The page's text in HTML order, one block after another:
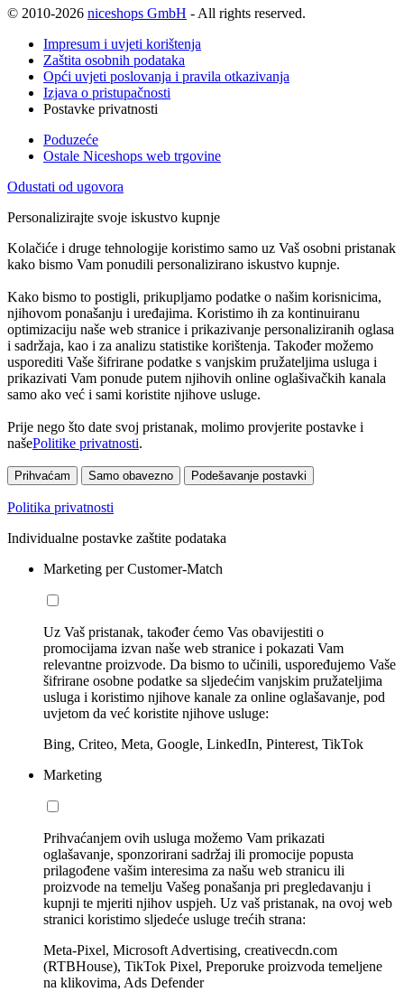
© 2010-2026 niceshops GmbH - All rights reserved.
Impresum i uvjeti korištenja
Zaštita osobnih podataka
Opći uvjeti poslovanja i pravila otkazivanja
Izjava o pristupačnosti
Postavke privatnosti
Poduzeće
Ostale Niceshops web trgovine
Odustati od ugovora
Personalizirajte svoje iskustvo kupnje
Kolačiće i druge tehnologije koristimo samo uz Vaš osobni pristanak
kako bismo Vam ponudili personalizirano iskustvo kupnje.
Kako bismo to postigli, prikupljamo podatke o našim korisnicima,
njihovom ponašanju i uređajima. Koristimo ih za kontinuiranu
optimizaciju naše web stranice i prikazivanje personaliziranih oglasa
i sadržaja, kao i za analizu statistike korištenja. Također možemo
usporediti Vaše šifrirane podatke s vanjskim pružateljima usluga i
prikazivati Vam ponude putem njihovih online oglašivačkih kanala
samo ako već i sami koristite njihove usluge.
Prije nego što date svoj pristanak, molimo provjerite postavke i
našePolitike privatnosti.
Prihvaćam Samo obavezno Podešavanje postavki
Politika privatnosti
Individualne postavke zaštite podataka
Marketing per Customer-Match
Uz Vaš pristanak, također ćemo Vas obavijestiti o
promocijama izvan naše web stranice i pokazati Vam
relevantne proizvode. Da bismo to učinili, uspoređujemo Vaše
šifrirane osobne podatke sa sljedećim vanjskim pružateljima
usluga i koristimo njihove kanale za online oglašavanje, pod
uvjetom da već koristite njihove usluge:
Bing, Criteo, Meta, Google, LinkedIn, Pinterest, TikTok
Marketing
Prihvaćanjem ovih usluga možemo Vam prikazati
oglašavanje, sponzorirani sadržaj ili promocije popusta
prilagođene vašim interesima za našu web stranicu ili
proizvode na temelju Vašeg ponašanja pri pregledavanju i
kupnji te mjeriti njihov uspjeh. Uz vaš pristanak, na ovoj web
stranici koristimo sljedeće usluge trećih strana:
Meta-Pixel, Microsoft Advertising, creativecdn.com
(RTBHouse), TikTok Pixel, Preporuke proizvoda temeljene
na klikovima, Ads Defender